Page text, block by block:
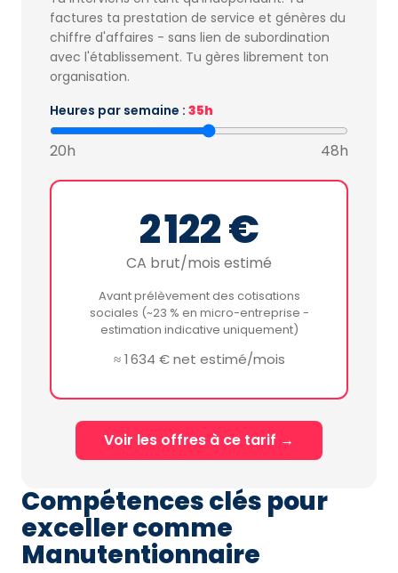
factures ta prestation de service et génères du
chiffre d'affaires - sans lien de subordination
avec l'établissement. Tu gères librement ton
organisation.
Heures par semaine : 35h
20h 48h
2 122 €
CA brut/mois estimé
Avant prélèvement des cotisations
sociales (~23 % en micro-entreprise -
estimation indicative uniquement)
≈ 1 634 € net estimé/mois
Voir les offres à ce tarif →
Compétences clés pour
exceller comme
Manutentionnaire